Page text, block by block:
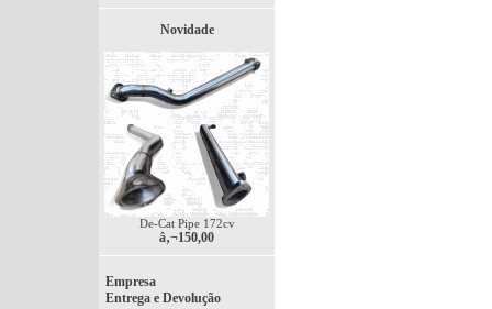
Novidade
De-Cat Pipe 172cv
â‚¬150,00
Empresa
Entrega e Devolução